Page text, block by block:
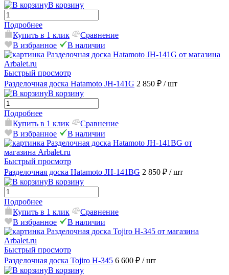
В корзину
Подробнее
Купить в 1 клик
Сравнение
В избранное
В наличии
Быстрый просмотр
Разделочная доска Hatamoto JH-141G 2 850 ₽ / шт
В корзину
Подробнее
Купить в 1 клик
Сравнение
В избранное
В наличии
Быстрый просмотр
Разделочная доска Hatamoto JH-141BG 2 850 ₽ / шт
В корзину
Подробнее
Купить в 1 клик
Сравнение
В избранное
В наличии
Быстрый просмотр
Разделочная доска Tojiro H-345 6 600 ₽ / шт
В корзину